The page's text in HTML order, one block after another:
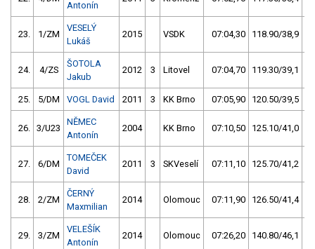
Antonín
23. 1/ZM
VESELÝ
Lukáš
2015 VSDK 07:04,30 118.90/38,9
24. 4/ZS
ŠOTOLA
Jakub
2012 3 Litovel 07:04,70 119.30/39,1
25. 5/DM VOGL David 2011 3 KK Brno 07:05,90 120.50/39,5
26. 3/U23
NĚMEC
Antonín
2004 KK Brno 07:10,50 125.10/41,0
27. 6/DM
TOMEČEK
David
2011 3 SKVeselí 07:11,10 125.70/41,2
28. 2/ZM
ČERNÝ
Maxmilian
2014 Olomouc 07:11,90 126.50/41,4
29. 3/ZM
VELEŠÍK
Antonín
2014 Olomouc 07:26,20 140.80/46,1